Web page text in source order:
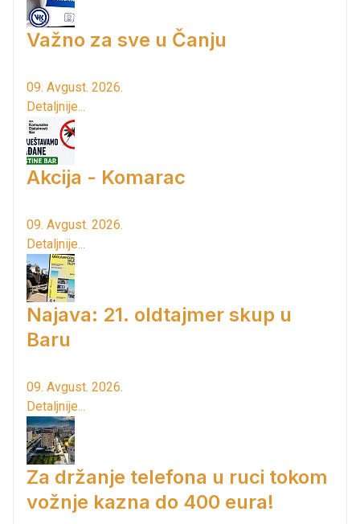
Važno za sve u Čanju
09. Avgust. 2026.
Detaljnije...
Akcija - Komarac
09. Avgust. 2026.
Detaljnije...
Najava: 21. oldtajmer skup u
Baru
09. Avgust. 2026.
Detaljnije...
Za držanje telefona u ruci tokom
vožnje kazna do 400 eura!